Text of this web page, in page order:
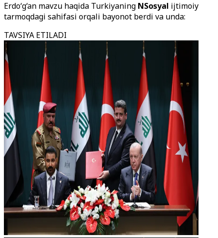
Erdo‘g‘an mavzu haqida Turkiyaning NSosyal ijtimoiy
tarmoqdagi sahifasi orqali bayonot berdi va unda:
TAVSIYA ETILADI